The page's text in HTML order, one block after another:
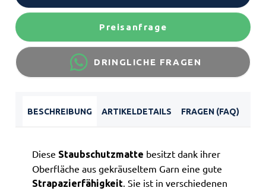
Preisanfrage
DRINGLICHE FRAGEN
BESCHREIBUNG ARTIKELDETAILS FRAGEN (FAQ)
Diese Staubschutzmatte besitzt dank ihrer
Oberfläche aus gekräuseltem Garn eine gute
Strapazierfähigkeit. Sie ist in verschiedenen